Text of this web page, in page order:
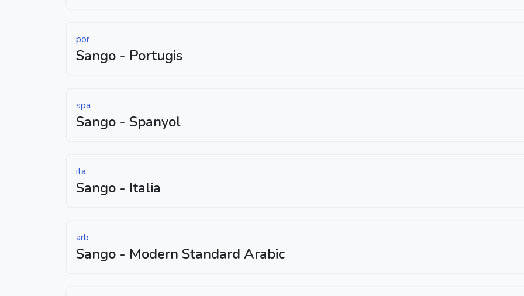
por
Sango - Portugis
spa
Sango - Spanyol
ita
Sango - Italia
arb
Sango - Modern Standard Arabic